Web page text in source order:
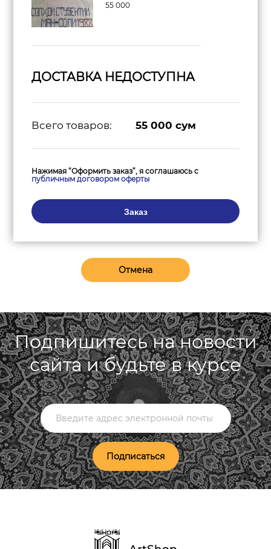
55 000
ДОСТАВКА НЕДОСТУПНА
Всего товаров: 55 000 сум
Нажимая “Оформить заказ”, я соглашаюсь с
публичным договором оферты
Заказ
Отмена
Подпишитесь на новости
сайта и будьте в курсе
Подписаться